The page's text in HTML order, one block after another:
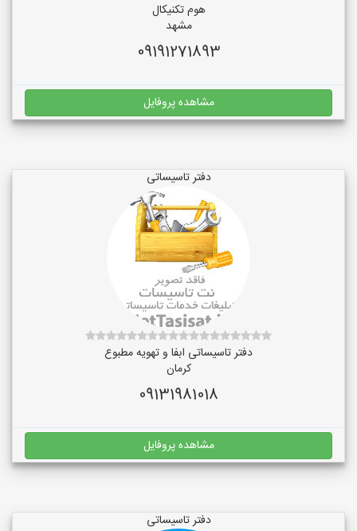
هوم تکنیکال
مشهد
09191271893
مشاهده پروفایل
دفتر تاسیساتی
دفتر تاسیساتی ابفا و تهویه مطبوع
کرمان
09131981018
مشاهده پروفایل
دفتر تاسیساتی